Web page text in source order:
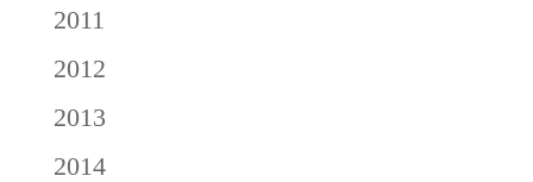
2011
2012
2013
2014